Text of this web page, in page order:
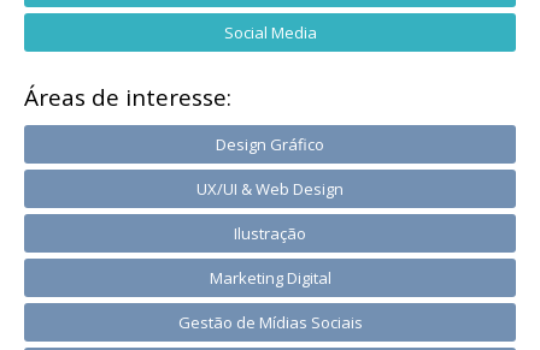
Social Media
Áreas de interesse:
Design Gráfico
UX/UI & Web Design
Ilustração
Marketing Digital
Gestão de Mídias Sociais